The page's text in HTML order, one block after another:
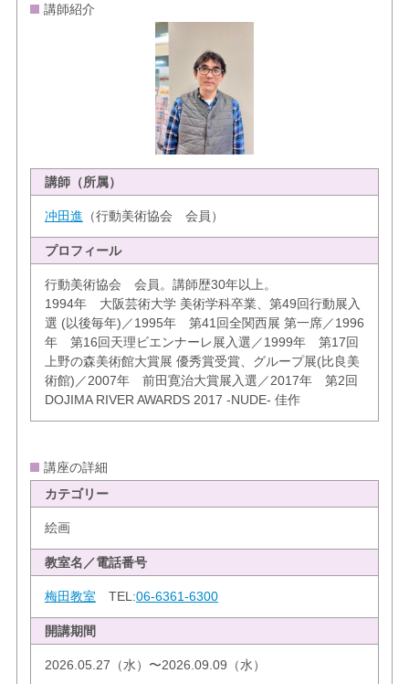
講師紹介
講師（所属）
冲田進 （行動美術協会 会員）
プロフィール
行動美術協会 会員。講師歴30年以上。
1994年 大阪芸術大学 美術学科卒業、第49回行動展入
選 (以後毎年)／1995年 第41回全関西展 第一席／1996
年 第16回天理ビエンナーレ展入選／1999年 第17回
上野の森美術館大賞展 優秀賞受賞、グループ展(比良美
術館)／2007年 前田寛治大賞展入選／2017年 第2回
DOJIMA RIVER AWARDS 2017 -NUDE- 佳作
講座の詳細
カテゴリー
絵画
教室名／電話番号
梅田教室 TEL:06-6361-6300
開講期間
2026.05.27（水）〜2026.09.09（水）